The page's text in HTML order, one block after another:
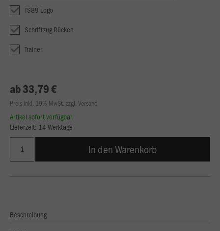
TS89 Logo
Schriftzug Rücken
Trainer
ab 33,79 €
Preis inkl. 19% MwSt. zzgl. Versand
Artikel sofort verfügbar
Lieferzeit: 14 Werktage
In den Warenkorb
Beschreibung